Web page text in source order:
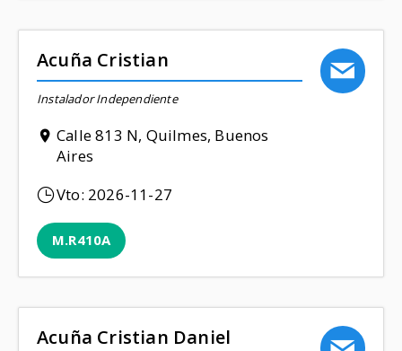
Acuña Cristian
Instalador Independiente
Calle 813 N, Quilmes, Buenos
Aires
Vto: 2026-11-27
M.R410A
Acuña Cristian Daniel